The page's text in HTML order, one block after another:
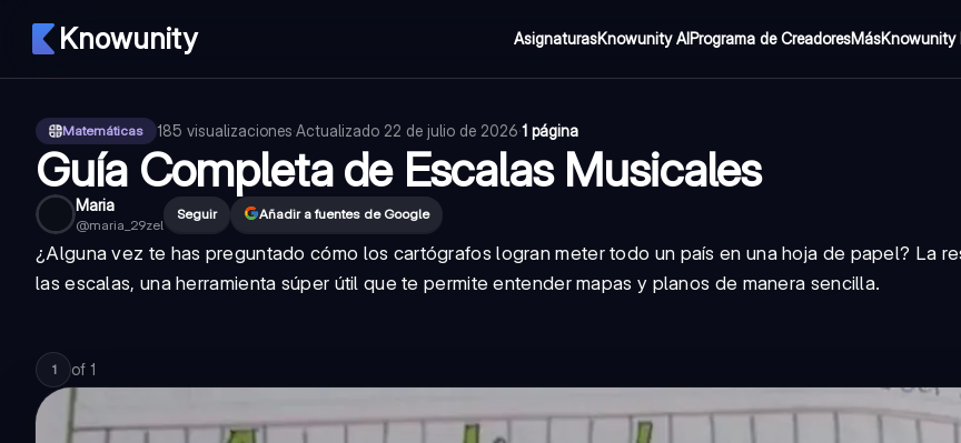
Knowunity AsignaturasKnowunity AIPrograma de CreadoresMásKnowunity
Matemáticas 185 visualizaciones·Actualizado 22 de julio de 2026·1 página
Guía Completa de Escalas Musicales
Maria
@maria_29zel
Seguir Añadir a fuentes de Google
¿Alguna vez te has preguntado cómo los cartógrafos logran meter todo un país en una hoja de papel? La
las escalas, una herramienta súper útil que te permite entender mapas y planos de manera sencilla.
1 of 1